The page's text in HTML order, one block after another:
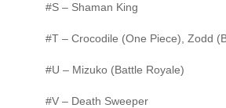
#S – Shaman King
#T – Crocodile (One Piece), Zodd
#U – Mizuko (Battle Royale)
#V – Death Sweeper